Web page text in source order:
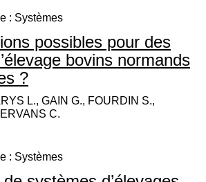
: Systèmes
possibles pour des
bovins normands
?
L., GAIN G., FOURDIN S.,
C.
: Systèmes